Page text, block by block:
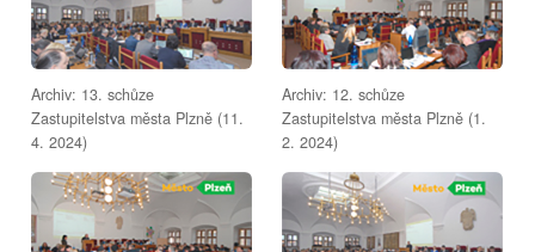
Archiv: 13. schůze
Zastupitelstva města Plzně (11.
4. 2024)
Archiv: 12. schůze
Zastupitelstva města Plzně (1.
2. 2024)